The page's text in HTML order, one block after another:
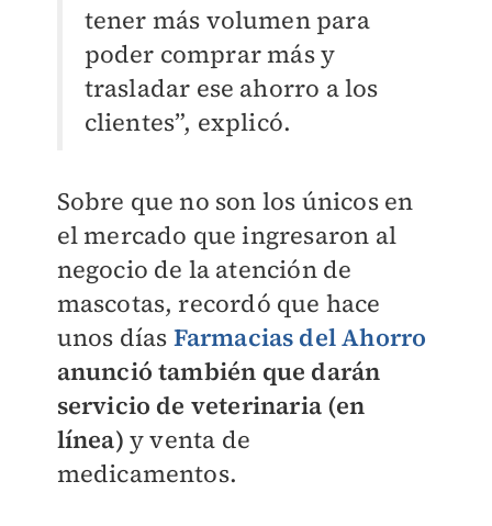
tener más volumen para
poder comprar más y
trasladar ese ahorro a los
clientes”, explicó.
Sobre que no son los únicos en
el mercado que ingresaron al
negocio de la atención de
mascotas, recordó que hace
unos días Farmacias del Ahorro
anunció también que darán
servicio de veterinaria (en
línea) y venta de
medicamentos.